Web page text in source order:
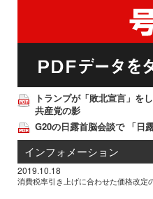
トランプが「敗北宣言」を
共産党の影
G20の日露首脳会談で 「日
インフォメーション
2019.10.18
消費税率引き上げに合わせた価格改定